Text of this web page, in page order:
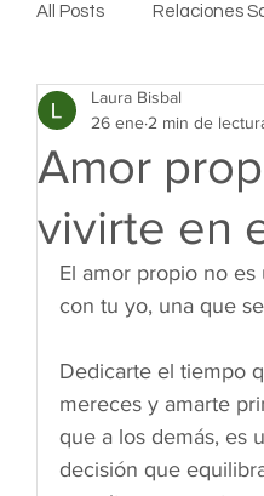
All Posts Relaciones
Equilibrio emocional
Amor
vivirte en
Laura Bisbal
26 ene2 min de
El amor propio no
con tu yo, una que
Dedicarte el tiempo
mereces y amarte
que a los demás, es
decisión que